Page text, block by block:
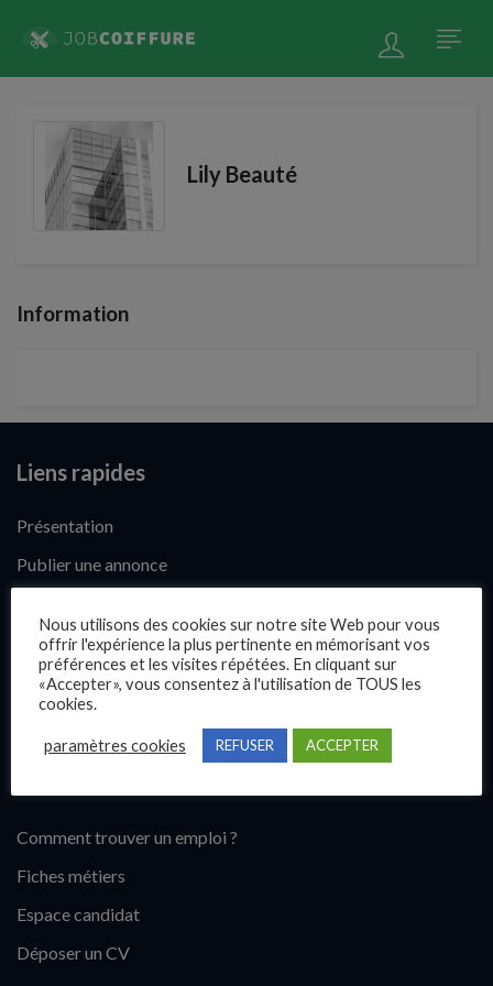
Lily Beauté
Information
Liens rapides
Présentation
Publier une annonce
Questions fréquentes
Blog
Comment trouver un emploi ?
Fiches métiers
Espace candidat
Déposer un CV
Nous utilisons des cookies sur notre site Web pour vous
offrir l'expérience la plus pertinente en mémorisant vos
préférences et les visites répétées. En cliquant sur
«Accepter», vous consentez à l'utilisation de TOUS les
cookies.
paramètres cookies REFUSER ACCEPTER